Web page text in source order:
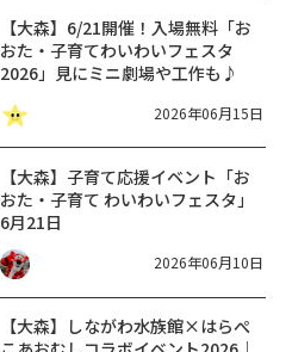
【大森】6/21開催！入場無料「お
おた・子育てわいわいフェスタ
2026」見にミニ劇場や工作も♪
2026年06月15日
【大森】子育て応援イベント「お
おた・子育て わいわいフェスタ」
6月21日
2026年06月10日
【大森】しながわ水族館×はらぺ